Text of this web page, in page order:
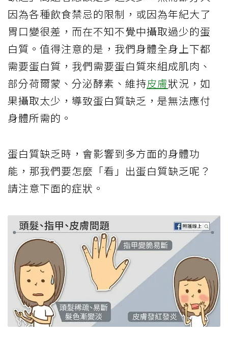
因為各種飲食禁忌的限制，或因為年紀大了
胃口變很差，而在不知不覺中攝取過少的蛋
白質。值得注意的是，我們身體全身上下都
需要蛋白質，我們需要蛋白質來組成肌肉、
部分荷爾蒙、分泌酵素、維持皮膚狀況，如
果攝取太少，導致蛋白質缺乏，是無法應付
身體所需的。
蛋白質缺乏時，會影響到多方面的身體功
能，那我們要怎麼「看」出蛋白質缺乏呢？
請注意下面的症狀。